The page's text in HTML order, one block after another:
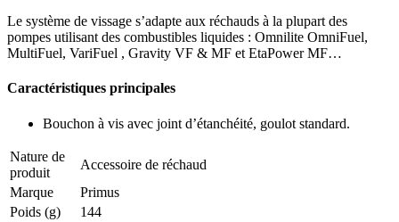
Le système de vissage s’adapte aux réchauds à la plupart des
pompes utilisant des combustibles liquides : Omnilite OmniFuel,
MultiFuel, VariFuel , Gravity VF & MF et EtaPower MF…
Caractéristiques principales
Bouchon à vis avec joint d’étanchéité, goulot standard.
Nature de
produit
Accessoire de réchaud
Marque
Primus
Poids (g)
144